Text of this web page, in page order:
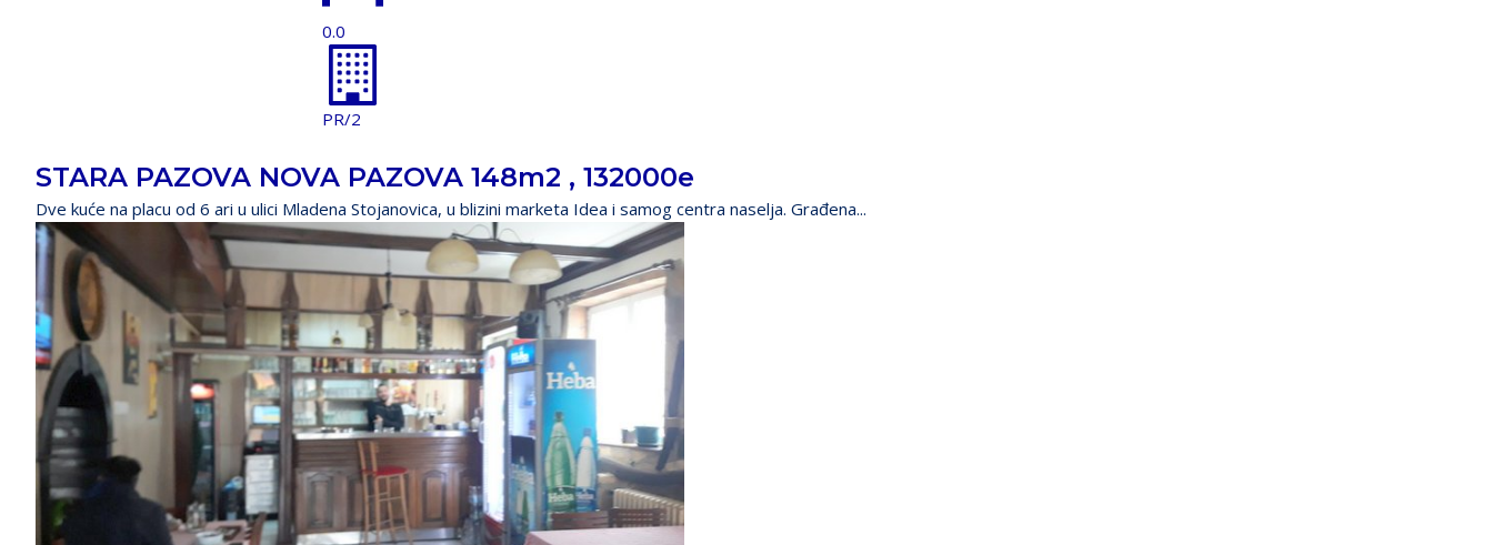
0.0
PR/2
STARA PAZOVA NOVA PAZOVA 148m2 , 132000e
Dve kuće na placu od 6 ari u ulici Mladena Stojanovica, u blizini marketa Idea i samog centra naselja. Građena...